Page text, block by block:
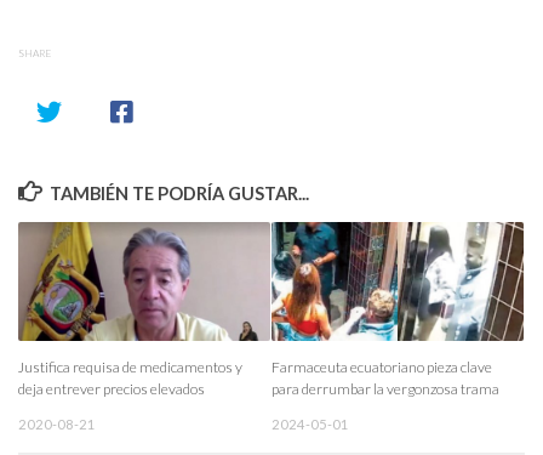
SHARE
TAMBIÉN TE PODRÍA GUSTAR...
Justifica requisa de medicamentos y
deja entrever precios elevados
2020-08-21
Farmaceuta ecuatoriano pieza clave
para derrumbar la vergonzosa trama
2024-05-01